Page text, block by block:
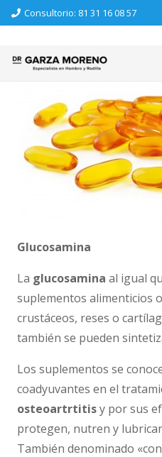
Consultorio: 81 31 16 08 57
Glucosamina
La glucosamina al igual
suplementos alimenticios
crustáceos, reses o
también se pueden
Los suplementos se
coadyuvantes en el
osteoartrtitisy por sus
protegen, nutren y
También denominado